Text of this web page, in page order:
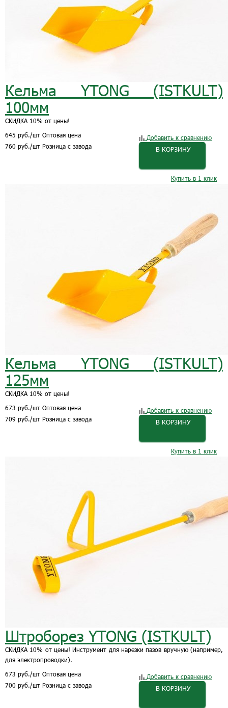
Кельма YTONG (ISTKULT)
100мм
СКИДКА 10% от цены!
645 руб./шт Оптовая цена
760 руб./шт Розница с завода
Добавить к сравнению
В КОРЗИНУ
Купить в 1 клик
Кельма YTONG (ISTKULT)
125мм
СКИДКА 10% от цены!
673 руб./шт Оптовая цена
709 руб./шт Розница с завода
Добавить к сравнению
В КОРЗИНУ
Купить в 1 клик
Штроборез YTONG (ISTKULT)
СКИДКА 10% от цены! Инструмент для нарезки пазов вручную (например,
для электропроводки).
673 руб./шт Оптовая цена
700 руб./шт Розница с завода
Добавить к сравнению
В КОРЗИНУ